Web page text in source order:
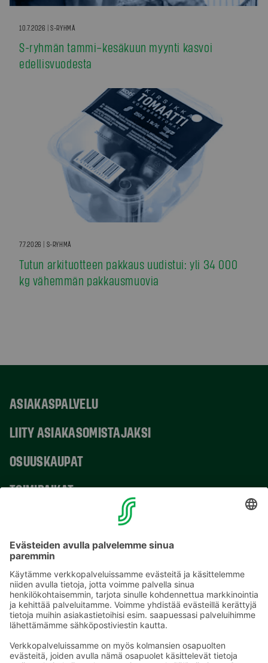
10.7.2026 | S-RYHMÄ
S-ryhmän tammi–kesäkuun myynti kasvoi
edellisvuodesta
7.7.2026 | S-RYHMÄ
Tutun arkituotteen pakkaus uudistui: yli 34 000
kg vähemmän pakkausmuovia
ASIAKASPALVELU
LIITY ASIAKASOMISTAJAKSI
OSUUSKAUPAT
TOIMIPAIKAT
Sähköpostiosoitteet S-ryhmässä ovat muotoa
etunimi.sukunimi@sok.fi